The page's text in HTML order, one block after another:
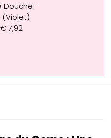
Douche -
(Violet)
€7,92